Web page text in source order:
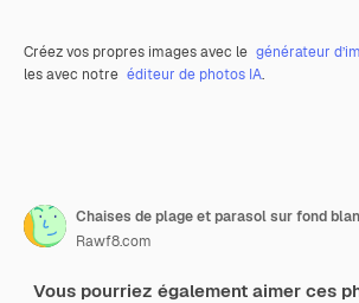
Créez vos propres images avec le générateur
les avec notre éditeur de photos IA.
Chaises de plage et parasol sur fond
Rawf8.com
Vous pourriez également aimer ces